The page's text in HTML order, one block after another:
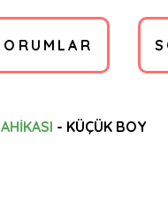
- KÜÇÜK BOY